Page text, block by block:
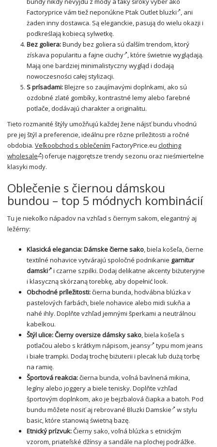
Factoryprice vám tiež neponúkne Ptak Outlet bluzki , ani
żaden inny dostawca. Są eleganckie, pasują do wielu okazji i
podkreślają kobiecą sylwetkę.
Bez goliera:Bundy bez goliera sú ďalším trendom, ktorý
získava popularitu a fajne ciuchy , które świetnie wyglądają.
Mają one bardziej minimalistyczny wygląd i dodają
nowoczesności całej stylizacji.
S prísadami:Blejzre so zaujímavými doplnkami, ako sú
ozdobné zlaté gombíky, kontrastné lemy alebo farebné
potlače, dodávajú charakter a originalitu.
Tieto rozmanité štýly umožňujú každej žene nájsť bundu vhodnú
pre jej štýl a preferencie, ideálnu pre rôzne príležitosti a ročné
obdobia. Veľkoobchod s oblečením FactoryPrice.eu clothing
wholesale ) oferuje najgorętsze trendy sezonu oraz nieśmiertelne
klasyki mody.
Oblečenie s čiernou dámskou
bundou – top 5 módnych kombinácií
Tu je niekoľko nápadov na vzhľad s čiernym sakom, elegantný aj
ležérny:
Klasická elegancia:Dámske čierne sako, biela košeľa, čierne
textilné nohavice vytvárajú spoločné podnikanie garnitur
damski
i czarne szpilki. Dodaj delikatne akcenty biżuteryjne
i klasyczną skórzaną torebkę, aby dopełnić look.
Obchodné príležitosti:čierna bunda, hodvábna blúzka v
pastelových farbách, biele nohavice alebo midi sukňa a
nahé ihly. Doplňte vzhľad jemnými šperkami a neutrálnou
kabelkou.
Štýl ulice:Čierny oversize dámsky sako, biela košeľa s
potlačou alebo s krátkym nápisom,jeansy
typu mom jeans
i białe trampki. Dodaj trochę biżuterii i plecak lub dużą torbę
na ramię.
Športová reakcia:čierna bunda, voľná bavlnená mikina,
legíny alebo joggery a biele tenisky. Doplňte vzhľad
športovým doplnkom, ako je bejzbalová čiapka a batoh. Pod
bundu môžete nosiť aj rebrované Bluzki Damskie
w stylu
basic, które stanowią świetną bazę.
Etnický prízvuk:Čierny sako, voľná blúzka s etnickým
vzorom, priateľské džínsy a sandále na plochej podrážke.